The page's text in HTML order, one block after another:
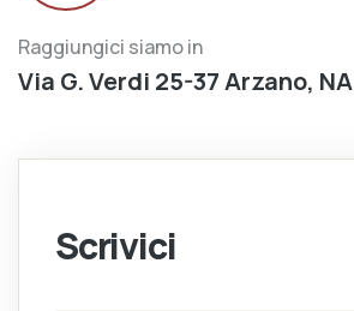
Raggiungici siamo in
Via G. Verdi 25-37 Arzano, NA
Scrivici